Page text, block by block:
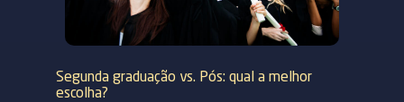
Segunda graduação vs. Pós: qual a melhor
escolha?